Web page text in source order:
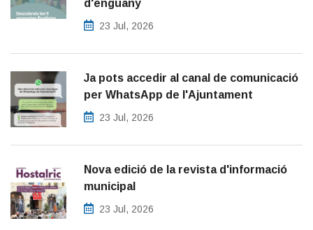
d'enguany
23 Jul, 2026
Ja pots accedir al canal de comunicació
per WhatsApp de l'Ajuntament
23 Jul, 2026
Nova edició de la revista d'informació
municipal
23 Jul, 2026